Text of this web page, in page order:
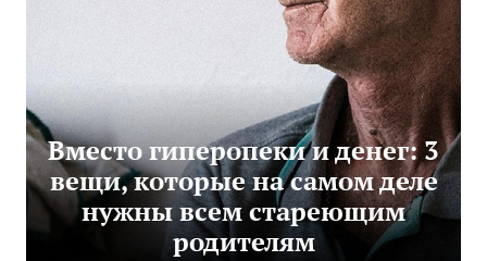
Вместо гиперопеки и денег: 3
вещи, которые на самом деле
нужны всем стареющим
родителям